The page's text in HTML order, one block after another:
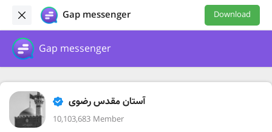
Gap messenger Download
Gap messenger
آستان مقدس رضوی
10,103,683 Member